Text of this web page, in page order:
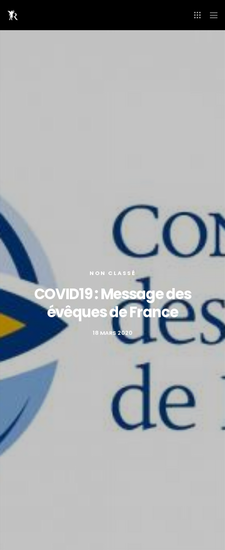
NON CLASSÉ
COVID19 : Message des
évêques de France
18 MARS 2020